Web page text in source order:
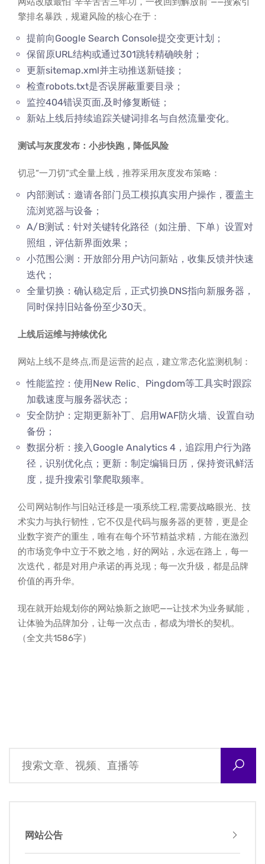
擎排名暴跌，规避风险的核心在于：
提前向Google Search Console提交变更计划；
保留原URL结构或通过301跳转精确映射；
更新sitemap.xml并主动推送新链接；
检查robots.txt是否误屏蔽重要目录；
监控404错误页面,及时修复断链；
新站上线后持续追踪关键词排名与自然流量变化。
测试与灰度发布：小步快跑，降低风险
切忌“一刀切”式全量上线，推荐采用灰度发布策略：
内部测试：邀请各部门员工模拟真实用户操作，覆盖主
流浏览器与设备；
A/B测试：针对关键转化路径（如注册、下单）设置对
照组，评估新界面效果；
小范围公测：开放部分用户访问新站，收集反馈并快速
迭代；
全量切换：确认稳定后，正式切换DNS指向新服务器，
同时保持旧站备份至少30天。
上线后运维与持续优化
网站上线不是终点,而是运营的起点，建立常态化监测机制：
性能监控：使用New Relic、Pingdom等工具实时跟踪
加载速度与服务器状态；
安全防护：定期更新补丁、启用WAF防火墙、设置自动
备份；
数据分析：接入Google Analytics 4，追踪用户行为路
径，识别优化点；更新：制定编辑日历，保持资讯鲜活
度，提升搜索引擎爬取频率。
公司网站制作与旧站迁移是一项系统工程,需要战略眼光、技
术实力与执行韧性，它不仅是代码与服务器的更替，更是企
业数字资产的重生，唯有在每个环节精益求精，方能在激烈
的市场竞争中立于不败之地，好的网站，永远在路上，每一
次迭代，都是对用户承诺的再兑现；每一次升级，都是品牌
价值的再升华。
现在就开始规划你的网站焕新之旅吧——让技术为业务赋能，
让体验为品牌加分，让每一次点击，都成为增长的契机。
（全文共1586字）
网站公告